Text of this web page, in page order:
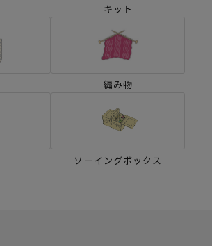
キット
編み物
ソーイングボックス